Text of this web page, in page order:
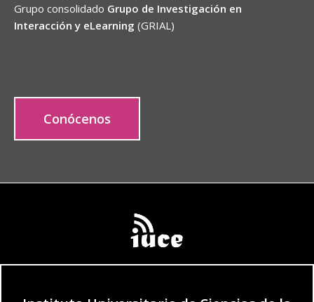
Grupo consolidado Grupo de Investigación en
Interacción y eLearning (GRIAL)
Conócenos